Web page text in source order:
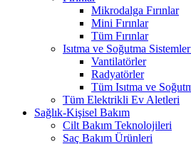
Mikrodalga Fırınlar
Mini Fırınlar
Tüm Fırınlar
Isıtma ve Soğutma
Vantilatörler
Radyatörler
Tüm Isıtma ve
Tüm Elektrikli Ev Aletleri
Sağlık-Kişisel Bakım
Cilt Bakım Teknolojileri
Saç Bakım Ürünleri